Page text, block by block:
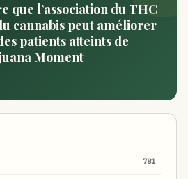
que l’association du THC
cannabis peut améliorer
patients atteints de
Moment
781